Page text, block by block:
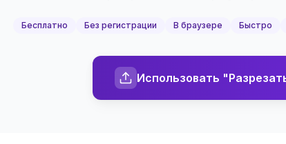
Бесплатно Без регистрации В браузере Быстро
Использовать